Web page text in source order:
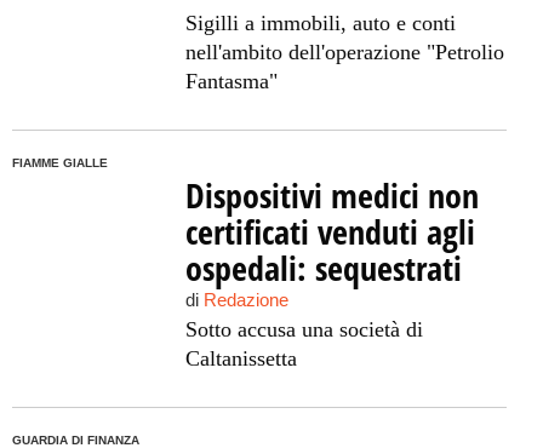
Sigilli a immobili, auto e conti
nell'ambito dell'operazione "Petrolio
Fantasma"
FIAMME GIALLE
Dispositivi medici non
certificati venduti agli
ospedali: sequestrati
di Redazione
Sotto accusa una società di
Caltanissetta
GUARDIA DI FINANZA